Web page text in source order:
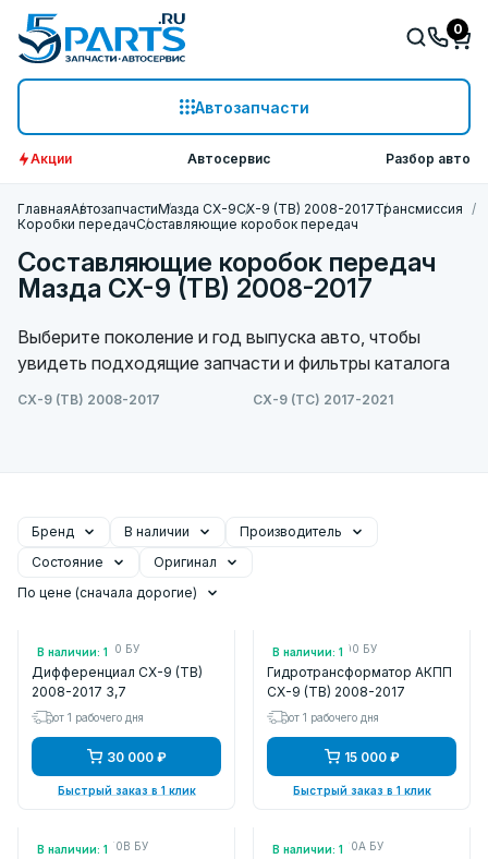
Автозапчасти
0
Акции Автосервис Разбор авто
ГлавнаяАвтозапчастиМазда СХ-9CX-9 (TB) 2008-2017Трансмиссия
Коробки передачСоставляющие коробок передач
Составляющие коробок передач
Мазда CX-9 (TB) 2008-2017
Выберите поколение и год выпуска авто, чтобы
увидеть подходящие запчасти и фильтры каталога
CX-9 (TB) 2008-2017 CX-9 (TC) 2017-2021
Бренд В наличии
Производитель
Состояние
Оригинал
По цене (сначала дорогие)
В наличии: 1
Арт.: AW2127190 БУ
Дифференциал CX-9 (TB)
2008-2017 3,7
от 1 рабочего дня
30 000 ₽
Быстрый заказ в 1 клик
В наличии: 1
Арт.: AW2619100 БУ
Гидротрансформатор АКПП
CX-9 (TB) 2008-2017
от 1 рабочего дня
15 000 ₽
Быстрый заказ в 1 клик
В наличии: 1
Арт.: AW1019750B БУ В наличии: 1
Арт.: AW0119220A БУ